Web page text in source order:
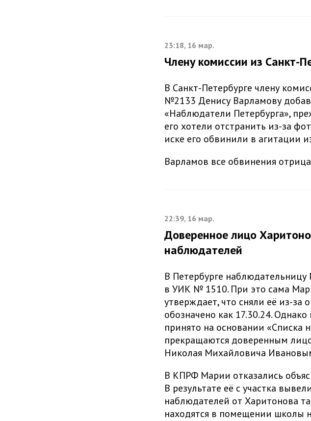
23:18, 16 мар.
Члену комиссии из Санкт-
В Санкт-Петербурге члену
№2133 Денису Варламову
«Наблюдатели Петербурга»‎,
его хотели отстранить из-за
иске его обвинили в агитации
Варламов все обвинения
22:39, 16 мар.
Доверенное лицо
наблюдателей
В Петербурге
в УИК № 1510. При это сама
утверждает, что сняли её из-за
обозначено как 17.30.24.
принято на основании «Списка
прекращаются доверенным
Николая Михайловича
В КПРФ Марии отказались
В результате её с участка
наблюдателей от Харитонова
находятся в помещении школы